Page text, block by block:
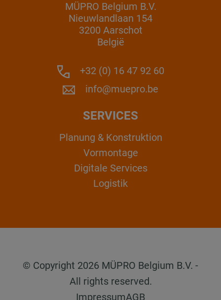
MÜPRO Belgium B.V.
Nieuwlandlaan 154
3200 Aarschot
België
+32 (0) 16 47 92 60
info@muepro.be
SERVICES
Planung & Konstruktion
Vormontage
Digitale Services
Logistik
© Copyright 2026 MÜPRO Belgium B.V. -
All rights reserved.
ImpressumAGB